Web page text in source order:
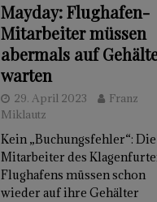
Mayday: Flughafen-
Mitarbeiter müssen
abermals auf
warten
29. April 2023
Franz
Miklautz
Kein „Buchungsfehler“: Die
Mitarbeiter des
Flughafens müssen schon
wieder auf ihre Gehälter